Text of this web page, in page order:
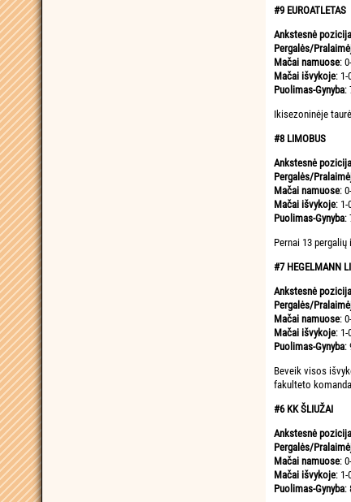
#9 EUROATLETAS
Ankstesnė pozicija
Pergalės/
Mačai namuose:
Mačai išvykoje: 1-
Puolimas-Gynyba:
Ikisezoninėje
#8 LIMOBUS
Ankstesnė pozicija
Pergalės/
Mačai namuose:
Mačai išvykoje: 1-
Puolimas-Gynyba:
Pernai 13
#7 HEGELMANN
Ankstesnė pozicija
Pergalės/
Mačai namuose:
Mačai išvykoje: 1-
Puolimas-Gynyba:
Beveik visos
fakulteto
#6 KK ŠLIUŽAI
Ankstesnė pozicija
Pergalės/
Mačai namuose:
Mačai išvykoje: 1-
Puolimas-Gynyba: